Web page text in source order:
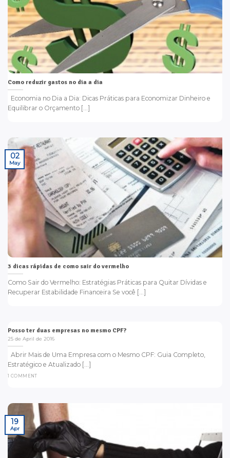
Como reduzir gastos no dia a dia
Economia no Dia a Dia: Dicas Práticas para Economizar Dinheiro e
Equilibrar o Orçamento [...]
3 dicas rápidas de como sair do vermelho
Como Sair do Vermelho: Estratégias Práticas para Quitar Dívidas e
Recuperar Estabilidade Financeira Se você [...]
02
May
Posso ter duas empresas no mesmo CPF?
25 de April de 2016
Abrir Mais de Uma Empresa com o Mesmo CPF: Guia Completo,
Estratégico e Atualizado [...]
1 COMMENT
19
Apr